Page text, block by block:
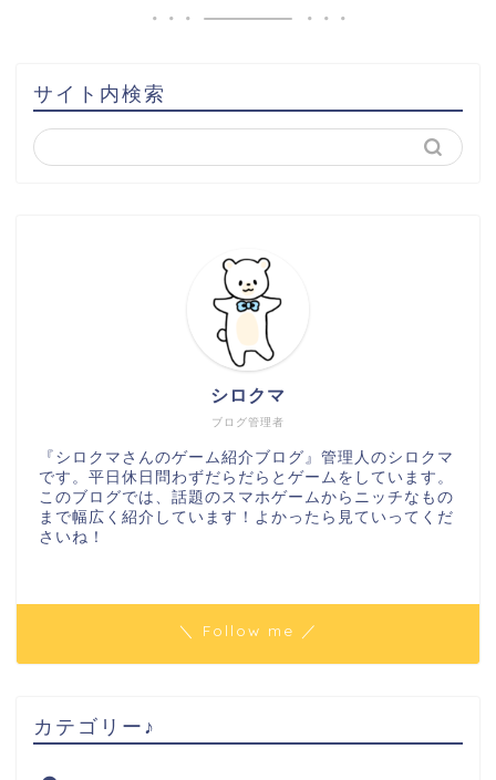
サイト内検索
ブログ管理者
シロクマ
『シロクマさんのゲーム紹介ブログ』管理人のシロクマ
です。平日休日問わずだらだらとゲームをしています。
このブログでは、話題のスマホゲームからニッチなもの
まで幅広く紹介しています！よかったら見ていってくだ
さいね！
＼ Follow me ／
カテゴリー♪